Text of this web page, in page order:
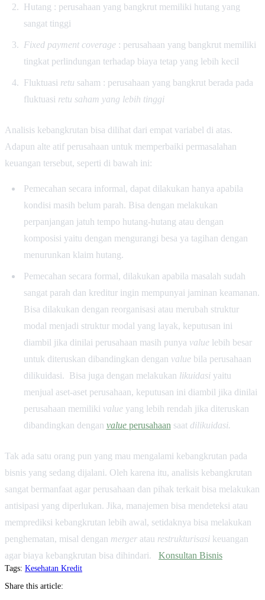
Hutang : perusahaan yang bangkrut memiliki hutang yang
sangat tinggi
Fixed payment coverage : perusahaan yang bangkrut memiliki
tingkat perlindungan terhadap biaya tetap yang lebih kecil
Fluktuasi retu saham : perusahaan yang bangkrut berada pada
fluktuasi retu saham yang lebih tinggi
Analisis kebangkrutan bisa dilihat dari empat variabel di atas.
Adapun alte atif perusahaan untuk memperbaiki permasalahan
keuangan tersebut, seperti di bawah ini:
Pemecahan secara informal, dapat dilakukan hanya apabila
kondisi masih belum parah. Bisa dengan melakukan
perpanjangan jatuh tempo hutang-hutang atau dengan
komposisi yaitu dengan mengurangi besa ya tagihan dengan
menurunkan klaim hutang.
Pemecahan secara formal, dilakukan apabila masalah sudah
sangat parah dan kreditur ingin mempunyai jaminan keamanan.
Bisa dilakukan dengan reorganisasi atau merubah struktur
modal menjadi struktur modal yang layak, keputusan ini
diambil jika dinilai perusahaan masih punya value lebih besar
untuk diteruskan dibandingkan dengan value bila perusahaan
dilikuidasi. Bisa juga dengan melakukan likuidasi yaitu
menjual aset-aset perusahaan, keputusan ini diambil jika dinilai
perusahaan memiliki value yang lebih rendah jika diteruskan
dibandingkan dengan value perusahaan saat dilikuidasi.
Tak ada satu orang pun yang mau mengalami kebangkrutan pada
bisnis yang sedang dijalani. Oleh karena itu, analisis kebangkrutan
sangat bermanfaat agar perusahaan dan pihak terkait bisa melakukan
antisipasi yang diperlukan. Jika, manajemen bisa mendeteksi atau
memprediksi kebangkrutan lebih awal, setidaknya bisa melakukan
penghematan, misal dengan merger atau restrukturisasi keuangan
agar biaya kebangkrutan bisa dihindari. Konsultan Bisnis
Tags: Kesehatan Kredit
Share this article: